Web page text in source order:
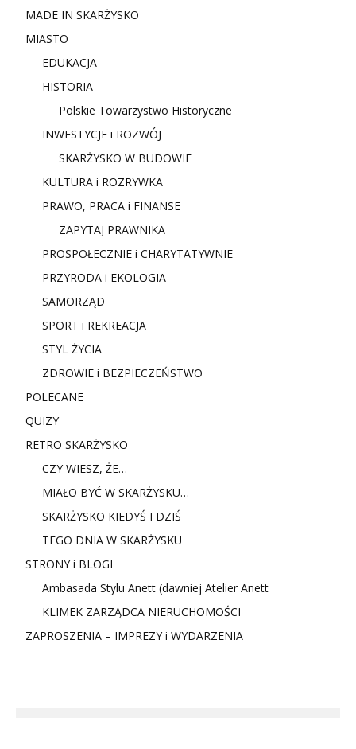
MADE IN SKARŻYSKO
MIASTO
EDUKACJA
HISTORIA
Polskie Towarzystwo Historyczne
INWESTYCJE i ROZWÓJ
SKARŻYSKO W BUDOWIE
KULTURA i ROZRYWKA
PRAWO, PRACA i FINANSE
ZAPYTAJ PRAWNIKA
PROSPOŁECZNIE i CHARYTATYWNIE
PRZYRODA i EKOLOGIA
SAMORZĄD
SPORT i REKREACJA
STYL ŻYCIA
ZDROWIE i BEZPIECZEŃSTWO
POLECANE
QUIZY
RETRO SKARŻYSKO
CZY WIESZ, ŻE…
MIAŁO BYĆ W SKARŻYSKU…
SKARŻYSKO KIEDYŚ I DZIŚ
TEGO DNIA W SKARŻYSKU
STRONY i BLOGI
Ambasada Stylu Anett (dawniej Atelier Anett
KLIMEK ZARZĄDCA NIERUCHOMOŚCI
ZAPROSZENIA – IMPREZY i WYDARZENIA